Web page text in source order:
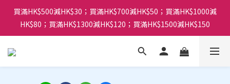
買滿HK$500減HK$30；買滿HK$700減HK$50；買滿HK$1000減
HK$80；買滿HK$1300減HK$120；買滿HK$1500減HK$150